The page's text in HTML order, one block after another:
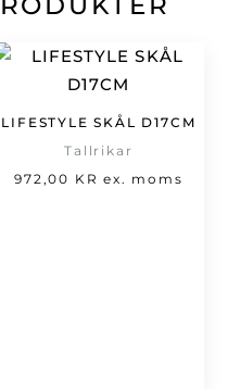
LIFESTYLE SKÅL D17CM
Tallrikar
972,00 KR ex. moms